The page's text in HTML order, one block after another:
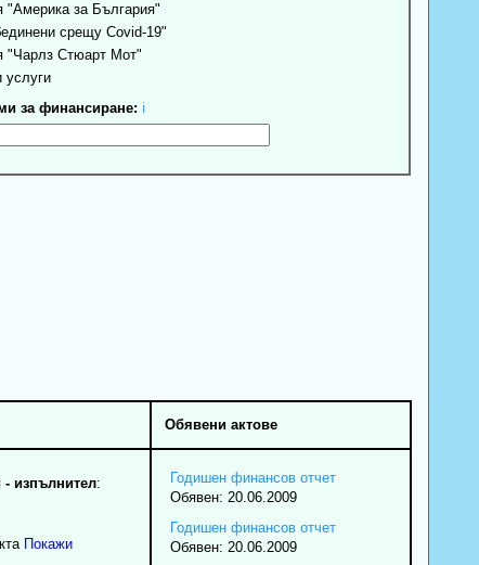
"Америка за България"
срещу Covid-19"
"Чарлз Стюарт Мот"
услуги
за финансиране: ℹ
Обявени актове
изпълнител:
Покажи
Годишен финансов отчет
Обявен: 20.06.2009
Годишен финансов отчет
Обявен: 20.06.2009